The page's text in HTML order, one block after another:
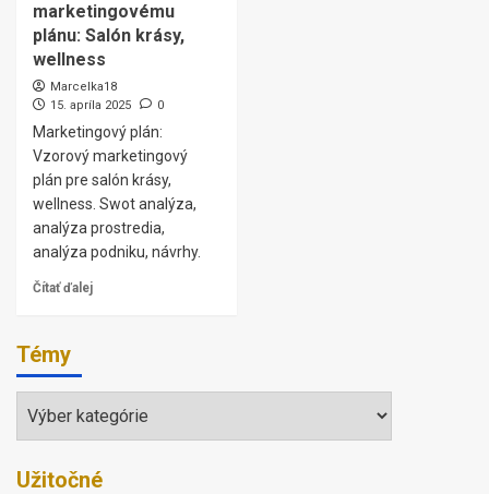
marketingovému
plánu: Salón krásy,
wellness
Marcelka18
15. apríla 2025
0
Marketingový plán:
Vzorový marketingový
plán pre salón krásy,
wellness. Swot analýza,
analýza prostredia,
analýza podniku, návrhy.
Čítať ďalej
Témy
Témy
Užitočné